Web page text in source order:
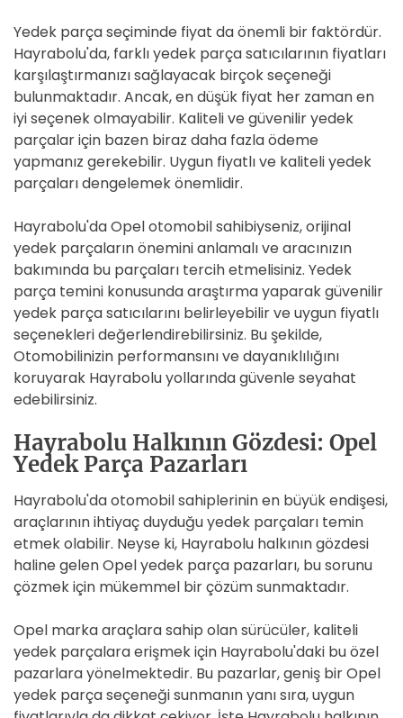
Yedek parça seçiminde fiyat da önemli bir faktördür.
Hayrabolu'da, farklı yedek parça satıcılarının fiyatları
karşılaştırmanızı sağlayacak birçok seçeneği
bulunmaktadır. Ancak, en düşük fiyat her zaman en
iyi seçenek olmayabilir. Kaliteli ve güvenilir yedek
parçalar için bazen biraz daha fazla ödeme
yapmanız gerekebilir. Uygun fiyatlı ve kaliteli yedek
parçaları dengelemek önemlidir.
Hayrabolu'da Opel otomobil sahibiyseniz, orijinal
yedek parçaların önemini anlamalı ve aracınızın
bakımında bu parçaları tercih etmelisiniz. Yedek
parça temini konusunda araştırma yaparak güvenilir
yedek parça satıcılarını belirleyebilir ve uygun fiyatlı
seçenekleri değerlendirebilirsiniz. Bu şekilde,
Otomobilinizin performansını ve dayanıklılığını
koruyarak Hayrabolu yollarında güvenle seyahat
edebilirsiniz.
Hayrabolu Halkının Gözdesi: Opel
Yedek Parça Pazarları
Hayrabolu'da otomobil sahiplerinin en büyük endişesi,
araçlarının ihtiyaç duyduğu yedek parçaları temin
etmek olabilir. Neyse ki, Hayrabolu halkının gözdesi
haline gelen Opel yedek parça pazarları, bu sorunu
çözmek için mükemmel bir çözüm sunmaktadır.
Opel marka araçlara sahip olan sürücüler, kaliteli
yedek parçalara erişmek için Hayrabolu'daki bu özel
pazarlara yönelmektedir. Bu pazarlar, geniş bir Opel
yedek parça seçeneği sunmanın yanı sıra, uygun